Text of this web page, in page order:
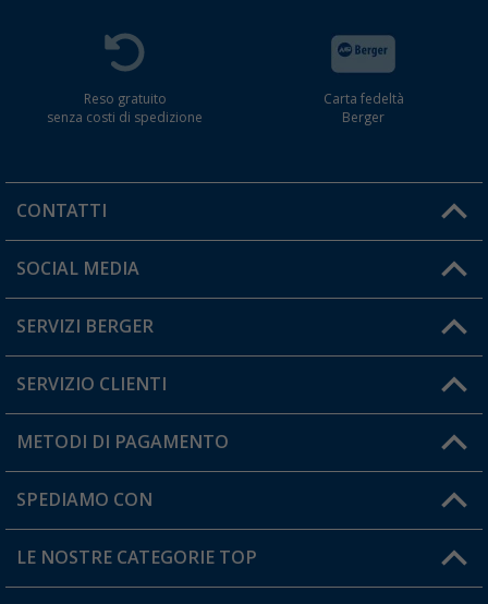
Reso gratuito
senza costi di spedizione
Carta fedeltà
Berger
CONTATTI
Orari di apertura del servizio:
Hai una domanda?
SOCIAL MEDIA
SERVIZI BERGER
Diventare rivenditori
Il mio Account
Carta fedeltà Berger
SERVIZIO CLIENTI
Informazioni sulla spedizione
Resi
FAQ e Contatti
METODI DI PAGAMENTO
SPEDIAMO CON
LE NOSTRE CATEGORIE TOP